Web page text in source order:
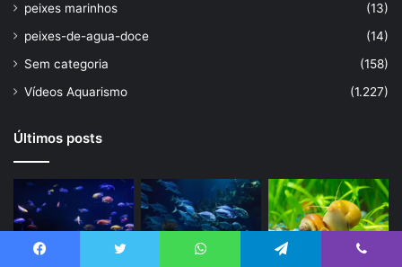
peixes marinhos
(13)
peixes-de-agua-doce
(14)
Sem categoria
(158)
Vídeos Aquarismo
(1.227)
Últimos posts